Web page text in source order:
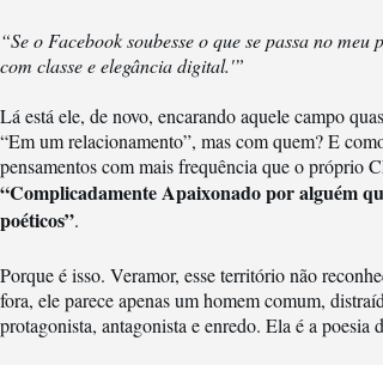
“Se o Facebook soubesse o que se passa no
com classe e elegância digital.'”
Lá está ele, de novo, encarando aquele campo
“Em um relacionamento”, mas com quem? E
pensamentos com mais frequência que o próprio
“Complicadamente Apaixonado por alguém
poéticos”.
Porque é isso. Veramor, esse território não
fora, ele parece apenas um homem comum,
protagonista, antagonista e enredo. Ela é a poesia